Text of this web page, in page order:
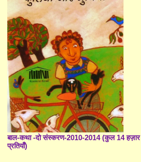
बाल-कथा -दो संस्करण-2010-2014 (कुल 14 हज़ार
प्रतियाँ)